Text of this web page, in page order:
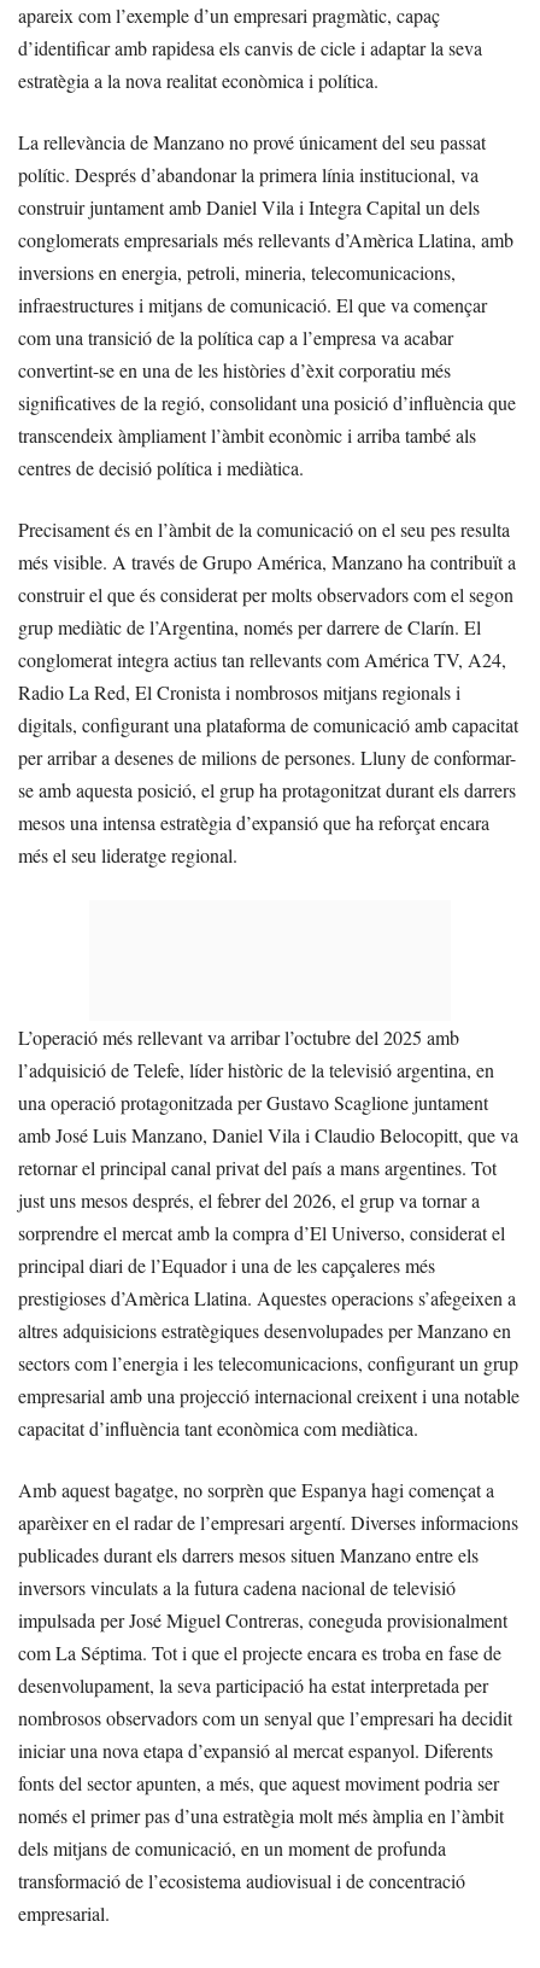
apareix com l’exemple d’un empresari pragmàtic, capaç
d’identificar amb rapidesa els canvis de cicle i adaptar la seva
estratègia a la nova realitat econòmica i política.
La rellevància de Manzano no prové únicament del seu passat
polític. Després d’abandonar la primera línia institucional, va
construir juntament amb Daniel Vila i Integra Capital un dels
conglomerats empresarials més rellevants d’Amèrica Llatina, amb
inversions en energia, petroli, mineria, telecomunicacions,
infraestructures i mitjans de comunicació. El que va començar
com una transició de la política cap a l’empresa va acabar
convertint-se en una de les històries d’èxit corporatiu més
significatives de la regió, consolidant una posició d’influència que
transcendeix àmpliament l’àmbit econòmic i arriba també als
centres de decisió política i mediàtica.
Precisament és en l’àmbit de la comunicació on el seu pes resulta
més visible. A través de Grupo América, Manzano ha contribuït a
construir el que és considerat per molts observadors com el segon
grup mediàtic de l’Argentina, només per darrere de Clarín. El
conglomerat integra actius tan rellevants com América TV, A24,
Radio La Red, El Cronista i nombrosos mitjans regionals i
digitals, configurant una plataforma de comunicació amb capacitat
per arribar a desenes de milions de persones. Lluny de conformar-
se amb aquesta posició, el grup ha protagonitzat durant els darrers
mesos una intensa estratègia d’expansió que ha reforçat encara
més el seu lideratge regional.
L’operació més rellevant va arribar l’octubre del 2025 amb
l’adquisició de Telefe, líder històric de la televisió argentina, en
una operació protagonitzada per Gustavo Scaglione juntament
amb José Luis Manzano, Daniel Vila i Claudio Belocopitt, que va
retornar el principal canal privat del país a mans argentines. Tot
just uns mesos després, el febrer del 2026, el grup va tornar a
sorprendre el mercat amb la compra d’El Universo, considerat el
principal diari de l’Equador i una de les capçaleres més
prestigioses d’Amèrica Llatina. Aquestes operacions s’afegeixen a
altres adquisicions estratègiques desenvolupades per Manzano en
sectors com l’energia i les telecomunicacions, configurant un grup
empresarial amb una projecció internacional creixent i una notable
capacitat d’influència tant econòmica com mediàtica.
Amb aquest bagatge, no sorprèn que Espanya hagi començat a
aparèixer en el radar de l’empresari argentí. Diverses informacions
publicades durant els darrers mesos situen Manzano entre els
inversors vinculats a la futura cadena nacional de televisió
impulsada per José Miguel Contreras, coneguda provisionalment
com La Séptima. Tot i que el projecte encara es troba en fase de
desenvolupament, la seva participació ha estat interpretada per
nombrosos observadors com un senyal que l’empresari ha decidit
iniciar una nova etapa d’expansió al mercat espanyol. Diferents
fonts del sector apunten, a més, que aquest moviment podria ser
només el primer pas d’una estratègia molt més àmplia en l’àmbit
dels mitjans de comunicació, en un moment de profunda
transformació de l’ecosistema audiovisual i de concentració
empresarial.